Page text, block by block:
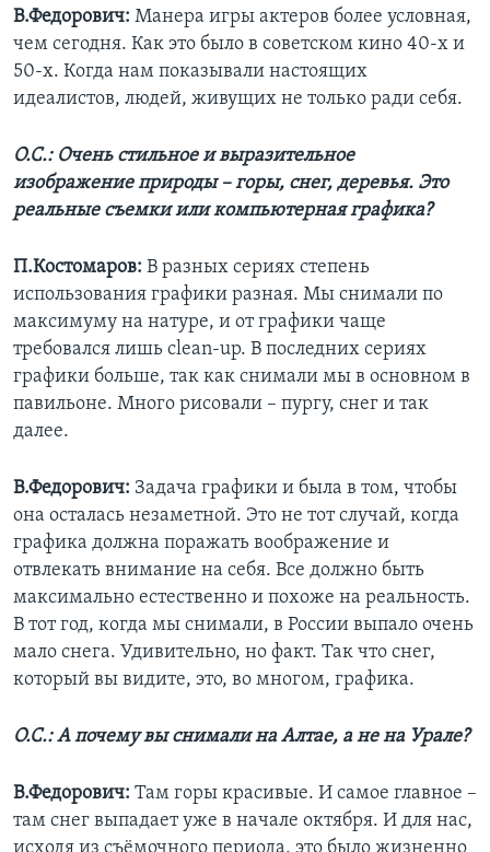
В.Федорович: Манера игры актеров более условная,
чем сегодня. Как это было в советском кино 40-х и
50-х. Когда нам показывали настоящих
идеалистов, людей, живущих не только ради себя.
О.С.: Очень стильное и выразительное
изображение природы – горы, снег, деревья. Это
реальные съемки или компьютерная графика?
П.Костомаров: В разных сериях степень
использования графики разная. Мы снимали по
максимуму на натуре, и от графики чаще
требовался лишь clean-up. В последних сериях
графики больше, так как снимали мы в основном в
павильоне. Много рисовали – пургу, снег и так
далее.
В.Федорович: Задача графики и была в том, чтобы
она осталась незаметной. Это не тот случай, когда
графика должна поражать воображение и
отвлекать внимание на себя. Все должно быть
максимально естественно и похоже на реальность.
В тот год, когда мы снимали, в России выпало очень
мало снега. Удивительно, но факт. Так что снег,
который вы видите, это, во многом, графика.
О.С.: А почему вы снимали на Алтае, а не на Урале?
В.Федорович: Там горы красивые. И самое главное –
там снег выпадает уже в начале октября. И для нас,